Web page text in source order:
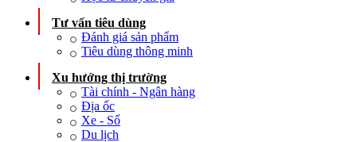
Tư vấn tiêu dùng
Đánh giá sản phẩm
Tiêu dùng thông minh
Xu hướng thị trường
Tài chính - Ngân hàng
Địa ốc
Xe - Số
Du lịch